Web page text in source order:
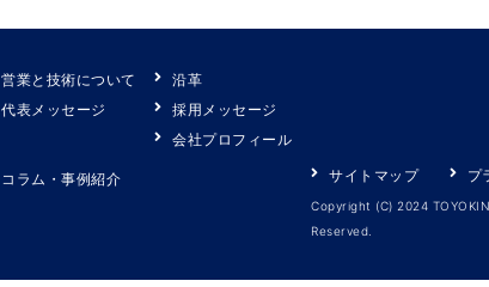
営業と技術について
代表メッセージ
コラム・事例紹介
沿革
採用メッセージ
会社プロフィール
サイトマップ
プ
Copyright (C) 2024
Reserved.